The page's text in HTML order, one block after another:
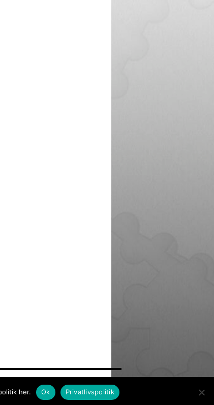
© Copyright Frimærkesamleren 2021
her. Ok Privatlivspolitik